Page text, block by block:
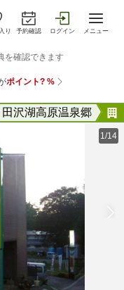
り 予約確認 ログイン メニュー
田沢湖高原温泉郷
1/14